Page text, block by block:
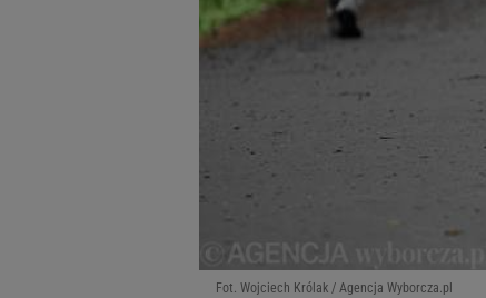
Fot. Wojciech Królak / Agencja Wyborcza.pl